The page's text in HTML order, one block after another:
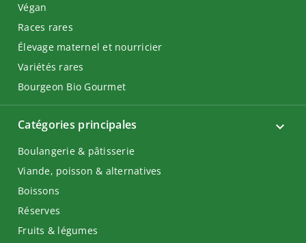
Catégories principales
Boulangerie & pâtisserie
Viande, poisson & alternatives
Boissons
Réserves
Fruits & légumes
Végan
Races rares
Élevage maternel et nourricier
Variétés rares
Bourgeon Bio Gourmet